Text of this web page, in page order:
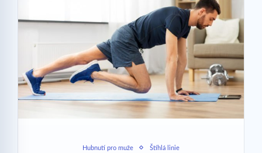
Hubnutí pro muže Štíhlá linie